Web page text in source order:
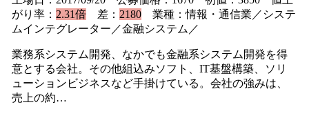
がり率： 2.31倍差： 2180業種：情報・通信業／システ
ムインテグレーター／金融システム／
業務系システム開発、なかでも金融系システム開発を得
意とする会社。その他組込みソフト、IT基盤構築、ソリ
ューションビジネスなど手掛けている。会社の強みは、
売上の約…